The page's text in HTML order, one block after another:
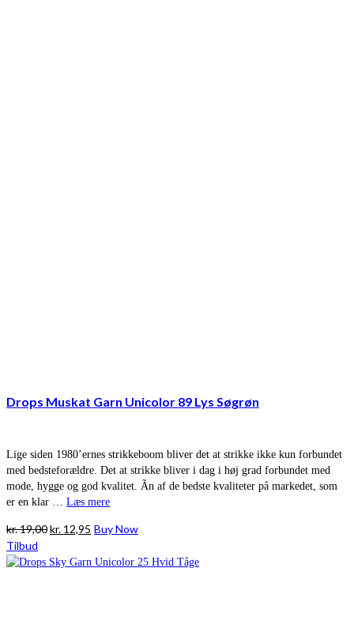
Drops Muskat Garn Unicolor 89 Lys Søgrøn
Lige siden 1980’ernes strikkeboom bliver det at strikke ikke kun forbundet
med bedsteforældre. Det at strikke bliver i dag i høj grad forbundet med
mode, hygge og god kvalitet. Ãn af de bedste kvaliteter på markedet, som
er en klar … Læs mere
kr.19,00Den
pris
kr. 12,95 Den
pris
Buy Now
Tilbud